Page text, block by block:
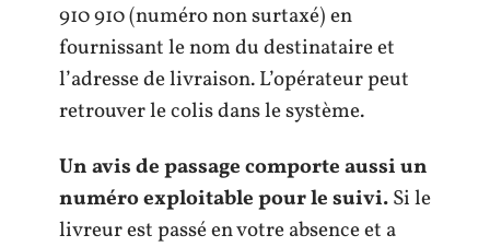
910 910 (numéro non surtaxé) en
fournissant le nom du destinataire et
l’adresse de livraison. L’opérateur peut
retrouver le colis dans le système.
Un avis de passage comporte aussi un
numéro exploitable pour le suivi.Si le
livreur est passé en votre absence et a